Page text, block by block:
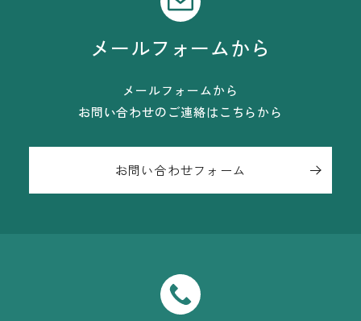
メールフォームから
メールフォームから
お問い合わせのご連絡はこちらから
お問い合わせフォーム